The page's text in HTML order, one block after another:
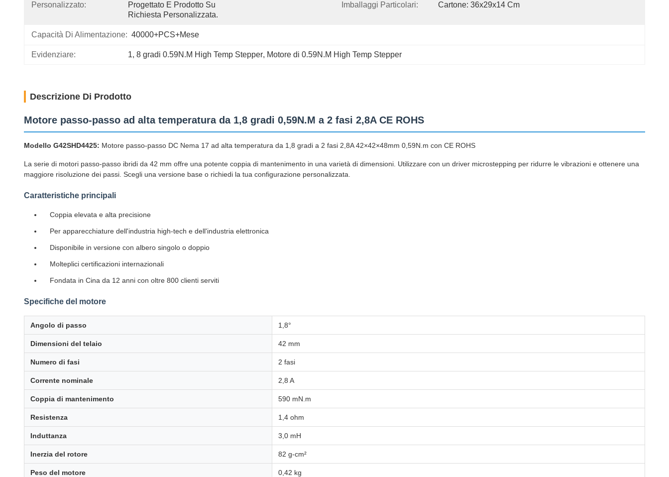
Personalizzato:
Progettato E Prodotto Su
Richiesta Personalizzata.
Imballaggi Particolari: Cartone: 36x29x14 Cm
Capacità Di Alimentazione: 40000+PCS+Mese
Evidenziare: 1, 8 gradi 0.59N.M High Temp Stepper, Motore di 0.59N.M High Temp Stepper
Descrizione Di Prodotto
Motore passo-passo ad alta temperatura da 1,8 gradi 0,59N.M a 2 fasi 2,8A CE ROHS
Modello G42SHD4425: Motore passo-passo DC Nema 17 ad alta temperatura da 1,8 gradi a 2 fasi 2,8A 42×42×48mm 0,59N.m con CE ROHS
La serie di motori passo-passo ibridi da 42 mm offre una potente coppia di mantenimento in una varietà di dimensioni. Utilizzare con un driver microstepping per ridurre le vibrazioni e ottenere una
maggiore risoluzione dei passi. Scegli una versione base o richiedi la tua configurazione personalizzata.
Caratteristiche principali
Coppia elevata e alta precisione
Per apparecchiature dell'industria high-tech e dell'industria elettronica
Disponibile in versione con albero singolo o doppio
Molteplici certificazioni internazionali
Fondata in Cina da 12 anni con oltre 800 clienti serviti
Specifiche del motore
Angolo di passo 1,8°
Dimensioni del telaio 42 mm
Numero di fasi 2 fasi
Corrente nominale 2,8 A
Coppia di mantenimento 590 mN.m
Resistenza 1,4 ohm
Induttanza 3,0 mH
Inerzia del rotore 82 g-cm²
Peso del motore 0,42 kg